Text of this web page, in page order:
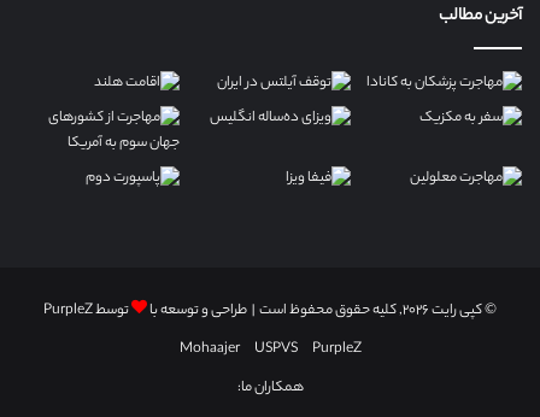
آخرین مطالب
© کپی رایت ۲۰۲۶, کلیه حقوق محفوظ است | طراحی و توسعه با توسطPurpleZ
PurpleZ
USPVS
Mohaajer
همکاران ما: